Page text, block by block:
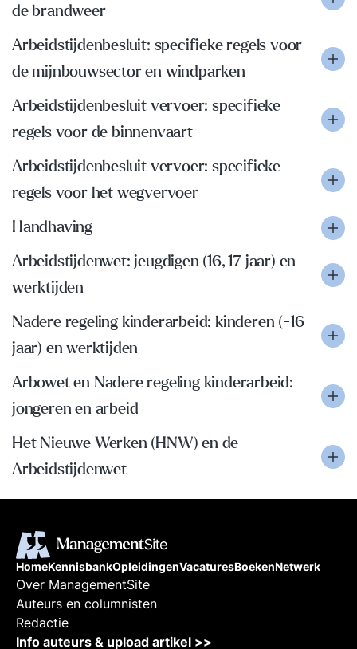
de brandweer
Arbeidstijdenbesluit: specifieke regels voor
de mijnbouwsector en windparken
Arbeidstijdenbesluit vervoer: specifieke
regels voor de binnenvaart
Arbeidstijdenbesluit vervoer: specifieke
regels voor het wegvervoer
Handhaving
Arbeidstijdenwet: jeugdigen (16, 17 jaar) en
werktijden
Nadere regeling kinderarbeid: kinderen (-16
jaar) en werktijden
Arbowet en Nadere regeling kinderarbeid:
jongeren en arbeid
Het Nieuwe Werken (HNW) en de
Arbeidstijdenwet
HomeKennisbankOpleidingenVacaturesBoekenNetwerk
Over ManagementSite
Auteurs en columnisten
Redactie
Info auteurs & upload artikel >>